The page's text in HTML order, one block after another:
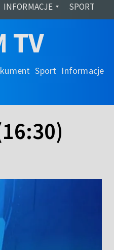
INFORMACJE SPORT
TV
Sport Informacje